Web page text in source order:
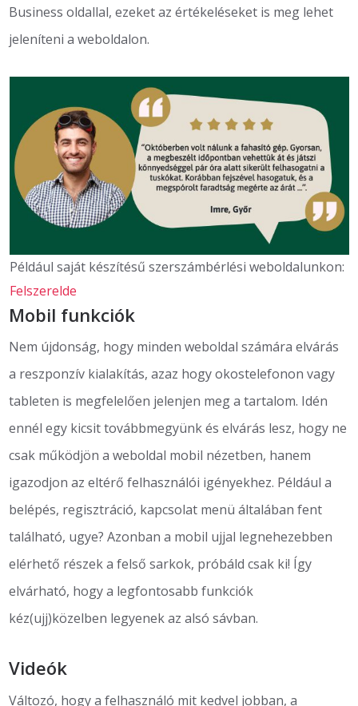
Business oldallal, ezeket az értékeléseket is meg lehet
jeleníteni a weboldalon.
Például saját készítésű szerszámbérlési weboldalunkon:
Felszerelde
Mobil funkciók
Nem újdonság, hogy minden weboldal számára elvárás
a reszponzív kialakítás, azaz hogy okostelefonon vagy
tableten is megfelelően jelenjen meg a tartalom. Idén
ennél egy kicsit továbbmegyünk és elvárás lesz, hogy ne
csak működjön a weboldal mobil nézetben, hanem
igazodjon az eltérő felhasználói igényekhez. Például a
belépés, regisztráció, kapcsolat menü általában fent
található, ugye? Azonban a mobil ujjal legnehezebben
elérhető részek a felső sarkok, próbáld csak ki! Így
elvárható, hogy a legfontosabb funkciók
kéz(ujj)közelben legyenek az alsó sávban.
Videók
Változó, hogy a felhasználó mit kedvel jobban, a